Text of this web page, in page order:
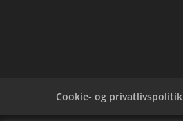
Cookie- og privatlivspolitik